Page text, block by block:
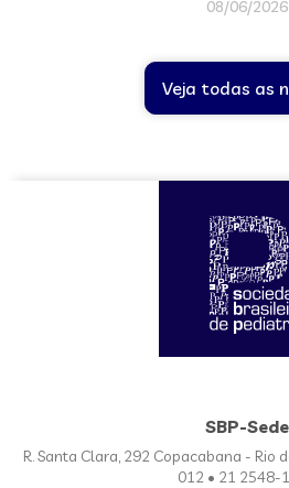
08/06/2026
Veja todas as
SBP-Sede
R. Santa Clara, 292 Copacabana - Rio
012 • 21 2548-